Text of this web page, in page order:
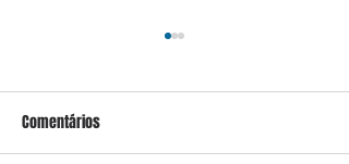
Comentários